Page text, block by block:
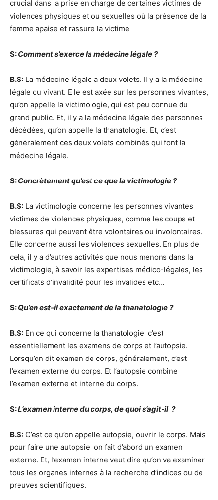
crucial dans la prise en charge de certaines victimes de
violences physiques et ou sexuelles où la présence de la
femme apaise et rassure la victime
S: Comment s’exerce la médecine légale ?
B.S: La médecine légale a deux volets. Il y a la médecine
légale du vivant. Elle est axée sur les personnes vivantes,
qu’on appelle la victimologie, qui est peu connue du
grand public. Et, il y a la médecine légale des personnes
décédées, qu’on appelle la thanatologie. Et, c’est
généralement ces deux volets combinés qui font la
médecine légale.
S: Concrètement qu’est ce que la victimologie ?
B.S: La victimologie concerne les personnes vivantes
victimes de violences physiques, comme les coups et
blessures qui peuvent être volontaires ou involontaires.
Elle concerne aussi les violences sexuelles. En plus de
cela, il y a d’autres activités que nous menons dans la
victimologie, à savoir les expertises médico-légales, les
certificats d’invalidité pour les invalides etc…
S: Qu’en est-il exactement de la thanatologie ?
B.S: En ce qui concerne la thanatologie, c’est
essentiellement les examens de corps et l’autopsie.
Lorsqu’on dit examen de corps, généralement, c’est
l’examen externe du corps. Et l’autopsie combine
l’examen externe et interne du corps.
S:L’examen interne du corps, de quoi s’agit-il ?
B.S: C’est ce qu’on appelle autopsie, ouvrir le corps. Mais
pour faire une autopsie, on fait d’abord un examen
externe. Et, l’examen interne veut dire qu’on va examiner
tous les organes internes à la recherche d’indices ou de
preuves scientifiques.